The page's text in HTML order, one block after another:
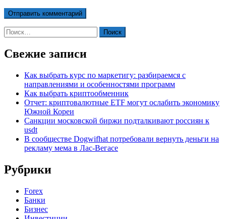
Найти:
Свежие записи
Как выбрать курс по маркетигу: разбираемся с
направлениями и особенностями программ
Как выбрать криптообменник
Отчет: криптовалютные ETF могут ослабить экономику
Южной Кореи
Санкции московской биржи подталкивают россиян к
usdt
В сообществе Dogwifhat потребовали вернуть деньги на
рекламу мема в Лас-Вегасе
Рубрики
Forex
Банки
Бизнес